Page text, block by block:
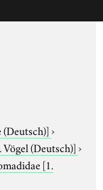
›
Vögel (Deutsch)]›
[1.